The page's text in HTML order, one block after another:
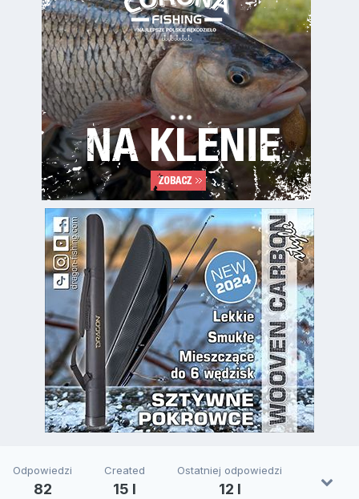
Odpowiedzi
82
Created
15 l
Ostatniej odpowiedzi
12 l